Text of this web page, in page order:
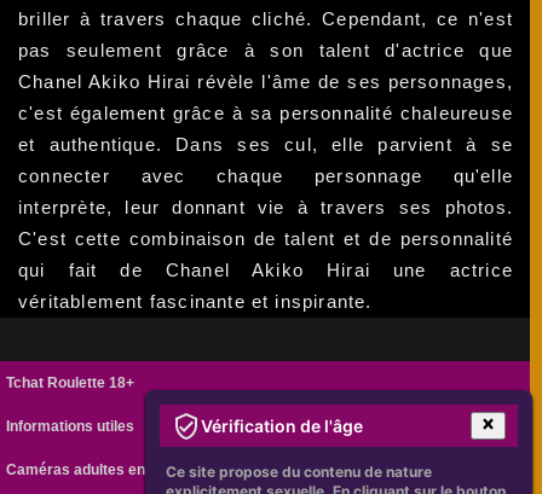
briller à travers chaque cliché. Cependant, ce n'est
pas seulement grâce à son talent d'actrice que
Chanel Akiko Hirai révèle l'âme de ses personnages,
c'est également grâce à sa personnalité chaleureuse
et authentique. Dans ses cul, elle parvient à se
connecter avec chaque personnage qu'elle
interprète, leur donnant vie à travers ses photos.
C'est cette combinaison de talent et de personnalité
qui fait de Chanel Akiko Hirai une actrice
véritablement fascinante et inspirante.
Tchat Roulette 18+
Informations utiles
Caméras adultes en ligne
Vérification de l'âge
Ce site propose du contenu de nature